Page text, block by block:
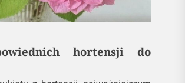
hortensji do